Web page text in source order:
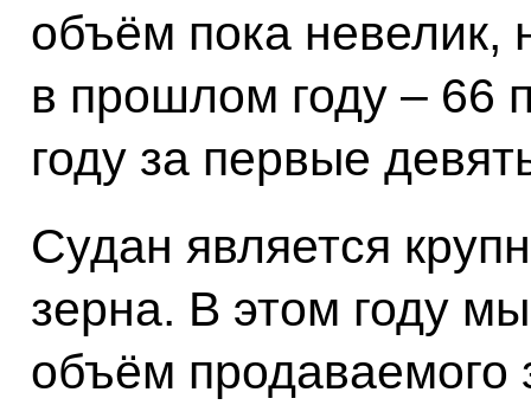
объём пока невелик,
в прошлом году – 66
году за первые
Судан является
зерна. В этом году
объём